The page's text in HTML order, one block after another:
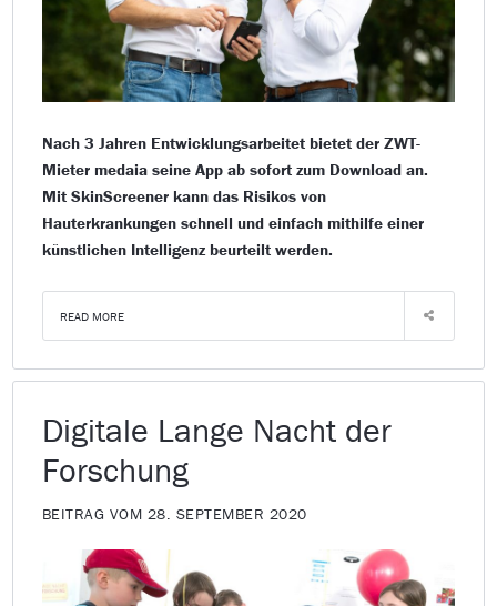
Nach 3 Jahren Entwicklungsarbeitet bietet der ZWT-
Mieter medaia seine App ab sofort zum Download an.
Mit SkinScreener kann das Risikos von
Hauterkrankungen schnell und einfach mithilfe einer
künstlichen Intelligenz beurteilt werden.
READ MORE
Digitale Lange Nacht der
Forschung
BEITRAG VOM 28. SEPTEMBER 2020